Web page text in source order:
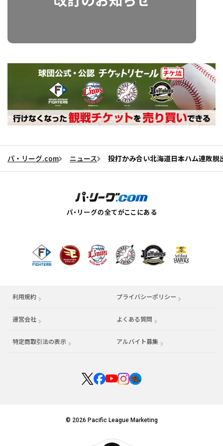
パ・リーグ.com ニュース 投打かみ合い北海道日本ハム連敗
利用規約 プライバシーポリシー
運営会社 （別ウィンドウで開く） よくある質問
特定商取引法の表示 アルバイト募集 （別ウィンドウで開く
© 2026 Pacific League Marketing